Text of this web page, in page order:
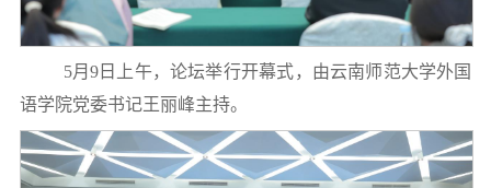
5月9日上午，论坛举行开幕式，由云南师范大学外国
语学院党委书记王丽峰主持。